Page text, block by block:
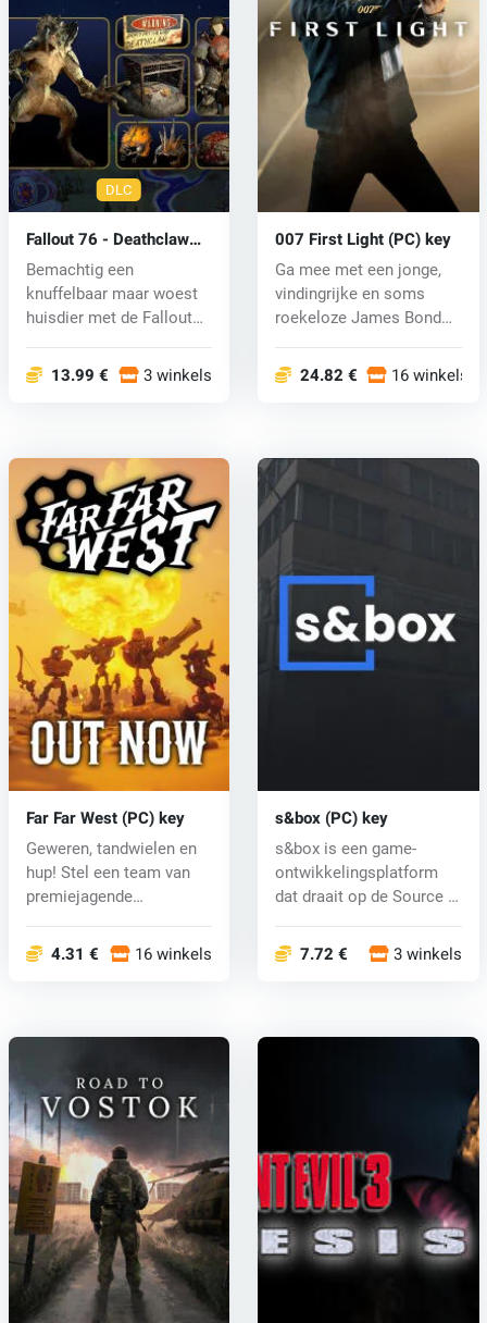
DLC
Fallout 76 - Deathclaw
Pet Bundle (PC) key
Bemachtig een
knuffelbaar maar woest
huisdier met de Fallout
13.99 € 3 winkels
007 First Light (PC) key
Ga mee met een jonge,
vindingrijke en soms
roekeloze James Bond
24.82 € 16 winkels
Far Far West (PC) key
Geweren, tandwielen en
hup! Stel een team van
premiejagende
4.31 € 16 winkels
s&box (PC) key
s&box is een game-
ontwikkelingsplatform
dat draait op de Source 2-
7.72 € 3 winkels